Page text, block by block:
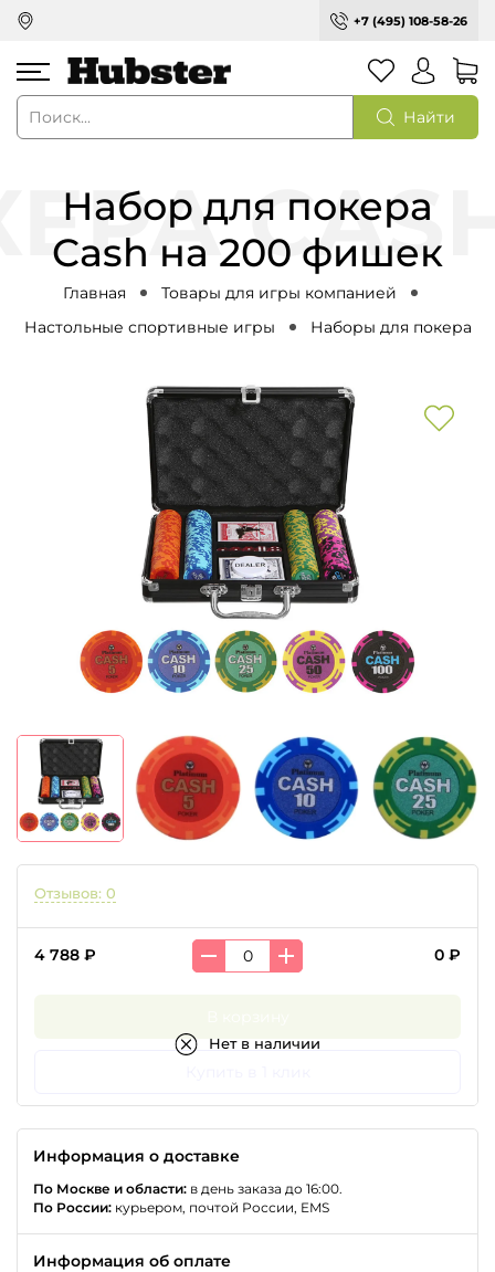
+7 (495) 108-58-26
Найти
Набор для покера
Cash на 200 фишек
Главная
Товары для игры компанией
Настольные спортивные игры
Наборы для покера
Отзывов: 0
4 788 ₽ 0 ₽
Нет в наличии
Информация о доставке
По Москве и области: в день заказа до 16:00.
По России: курьером, почтой России, EMS
Информация об оплате